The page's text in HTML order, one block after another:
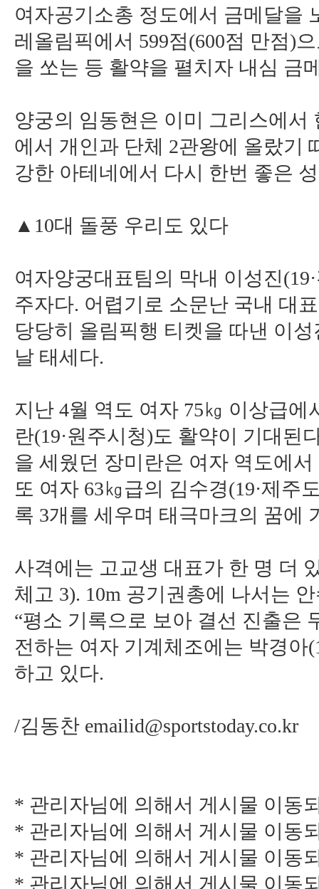
여자공기소총 정도에서 금메달을
레올림픽에서 599점(600점 만점)
을 쏘는 등 활약을 펼치자 내심 금
양궁의 임동현은 이미 그리스에
에서 개인과 단체 2관왕에 올랐기
강한 아테네에서 다시 한번 좋은
▲10대 돌풍 우리도 있다
여자양궁대표팀의 막내 이성진
주자다. 어렵기로 소문난 국내 대
당당히 올림픽행 티켓을 따낸 이
날 태세다.
지난 4월 역도 여자 75㎏ 이상급
란(19·원주시청)도 활약이 기대된
을 세웠던 장미란은 여자 역도에
또 여자 63㎏급의 김수경(19·제주
록 3개를 세우며 태극마크의 꿈에
사격에는 고교생 대표가 한 명 더
체고 3). 10m 공기권총에 나서는
“평소 기록으로 보아 결선 진출은
전하는 여자 기계체조에는 박경아
하고 있다.
/김동찬 emailid@sportstoday.co.kr
* 관리자님에 의해서 게시물 이동
* 관리자님에 의해서 게시물 이동
* 관리자님에 의해서 게시물 이동
* 관리자님에 의해서 게시물 이동